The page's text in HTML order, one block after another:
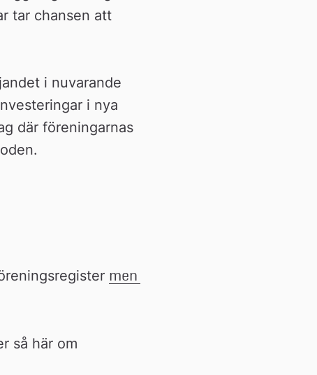
tar chansen att
i nuvarande
i nya
där föreningarnas
men
så här om